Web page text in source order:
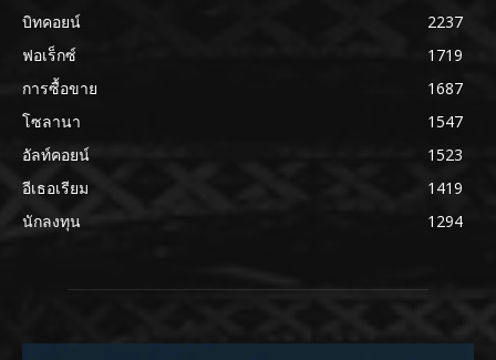
บิทคอยน์
2237
ฟอเร็กซ์
1719
การซื้อขาย
1687
โซลานา
1547
อัลท์คอยน์
1523
อีเธอเรียม
1419
นักลงทุน
1294